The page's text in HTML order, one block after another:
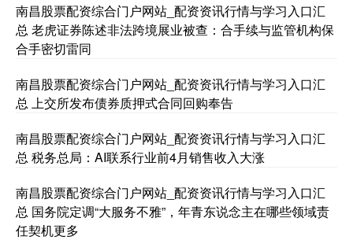
基金指数 7242.10 +12.30 +0.17%
国债指数 229.69 +0.10 +0.04%
南昌股票配资综合门户网站_配资资讯行情与学习入口汇
总 老虎证券陈述非法跨境展业被查：合手续与监管机构保
合手密切雷同
南昌股票配资综合门户网站_配资资讯行情与学习入口汇
总 上交所发布债券质押式合同回购奉告
南昌股票配资综合门户网站_配资资讯行情与学习入口汇
总 税务总局：AI联系行业前4月销售收入大涨
南昌股票配资综合门户网站_配资资讯行情与学习入口汇
总 国务院定调“大服务不雅”，年青东说念主在哪些领域责
任契机更多